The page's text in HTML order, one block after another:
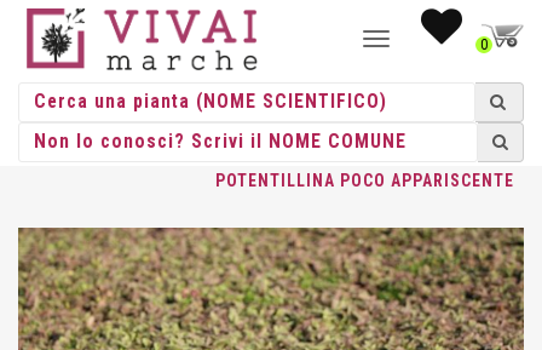
NAVIGAZIONE0
HOME/ERBACEE/ERBACEE PERENNI / COTULA / COTULA
POTENTILLINA POCO APPARISCENTE